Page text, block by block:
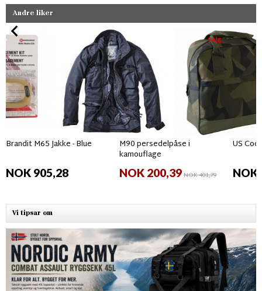
Andre liker
Brandit M65 Jakke - Blue
NOK 905,28
Salg
M90 persedelpåse i
kamouflage
NOK 200,39NOK 401,79
US
NOK
Vi tipsar om